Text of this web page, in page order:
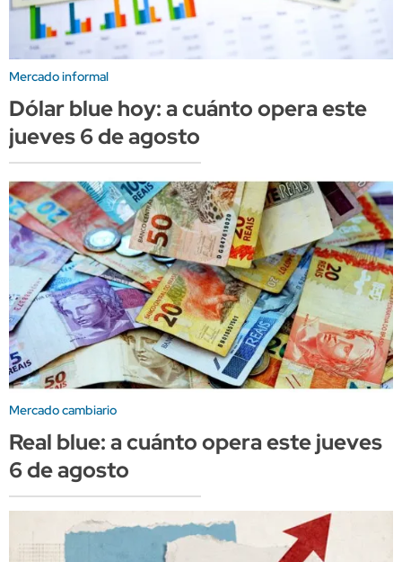
Mercado informal
Dólar blue hoy: a cuánto opera este
jueves 6 de agosto
Mercado cambiario
Real blue: a cuánto opera este jueves
6 de agosto